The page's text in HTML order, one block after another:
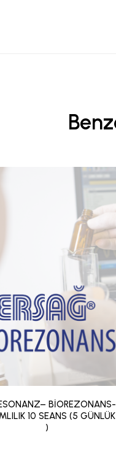
BİOREZONANS-
10 SEANS (5 GÜNLÜK
)